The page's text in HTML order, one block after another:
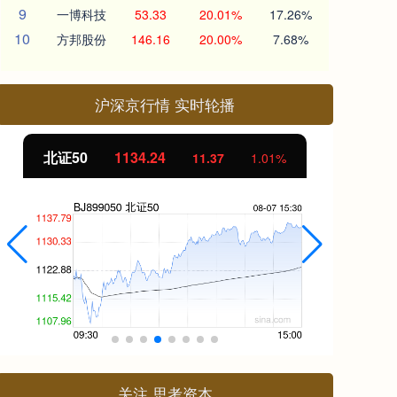
9 一博科技 53.33 20.01% 17.26%
10 方邦股份 146.16 20.00% 7.68%
沪深京行情 实时轮播
北证50 1134.24 11.37 1.01%